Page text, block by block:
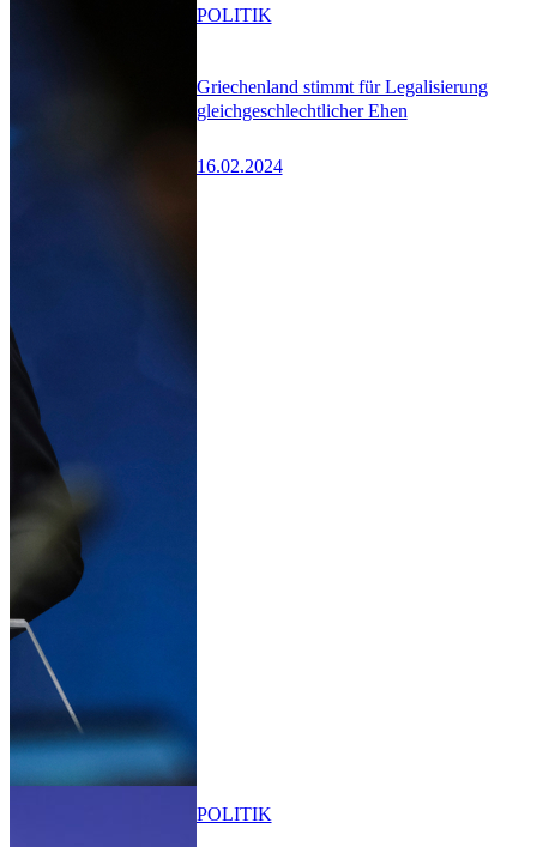
Griechenland stimmt für Legalisierung
gleichgeschlechtlicher Ehen
16.02.2024
POLITIK
POLITIK